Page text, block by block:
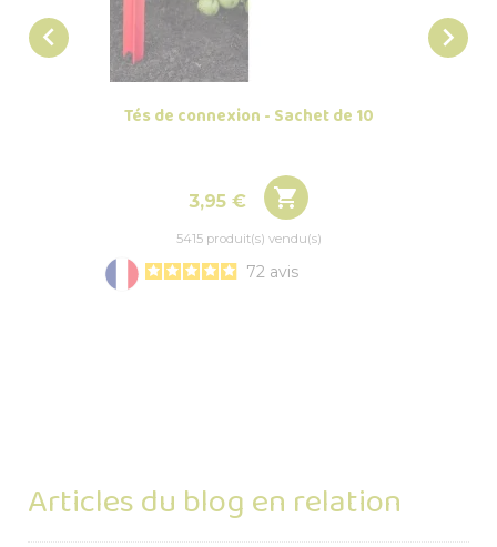

Tés de connexion - Sachet de 10
Prix
3,95 € 
5415 produit(s) vendu(s)
72 avis

Articles du blog en relation